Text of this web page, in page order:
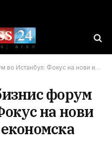
на нови инвестиции и економска соработка
форум
на нови